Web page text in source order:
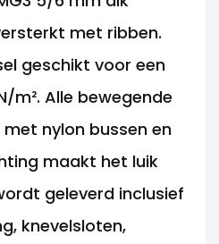
met ribben.
geschikt voor een
m². Alle bewegende
nylon bussen en
maakt het luik
geleverd inclusief
knevelsloten,